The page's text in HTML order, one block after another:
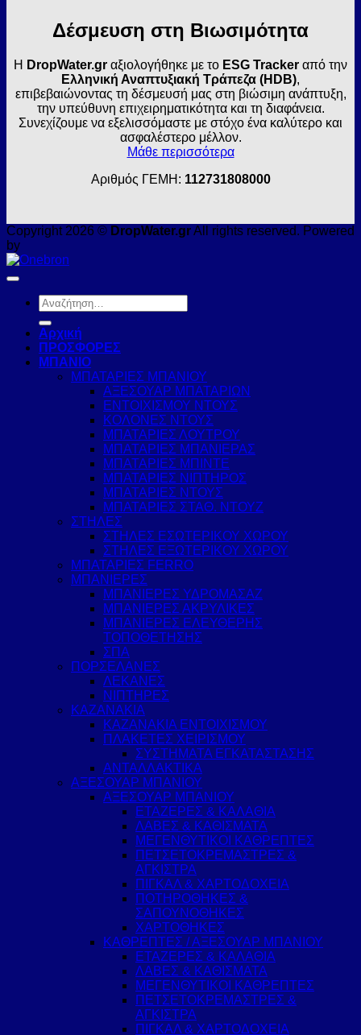
Δέσμευση στη Βιωσιμότητα
Η DropWater.gr αξιολογήθηκε με το ESG Tracker από την
Ελληνική Αναπτυξιακή Τράπεζα (HDB),
επιβεβαιώνοντας τη δέσμευσή μας στη βιώσιμη ανάπτυξη,
την υπεύθυνη επιχειρηματικότητα και τη διαφάνεια.
Συνεχίζουμε να εξελισσόμαστε με στόχο ένα καλύτερο και
ασφαλέστερο μέλλον.
Μάθε περισσότερα
Αριθμός ΓΕΜΗ: 112731808000
Copyright 2026 © DropWater.grAll rights reserved. Powered
by
Αναζήτηση
για:
Αρχική
ΠΡΟΣΦΟΡΕΣ
ΜΠΑΝΙΟ
ΜΠΑΤΑΡΙΕΣ ΜΠΑΝΙΟΥ
ΑΞΕΣΟΥΑΡ ΜΠΑΤΑΡΙΩΝ
ΕΝΤΟΙΧΙΣΜΟΥ ΝΤΟΥΣ
ΚΟΛΟΝΕΣ ΝΤΟΥΣ
ΜΠΑΤΑΡΙΕΣ ΛΟΥΤΡΟΥ
ΜΠΑΤΑΡΙΕΣ ΜΠΑΝΙΕΡΑΣ
ΜΠΑΤΑΡΙΕΣ ΜΠΙΝΤΕ
ΜΠΑΤΑΡΙΕΣ ΝΙΠΤΗΡΟΣ
ΜΠΑΤΑΡΙΕΣ ΝΤΟΥΣ
ΜΠΑΤΑΡΙΕΣ ΣΤΑΘ. ΝΤΟΥΖ
ΣΤΗΛΕΣ
ΣΤΗΛΕΣ ΕΣΩΤΕΡΙΚΟΥ ΧΩΡΟΥ
ΣΤΗΛΕΣ ΕΞΩΤΕΡΙΚΟΥ ΧΩΡΟΥ
ΜΠΑΤΑΡΙΕΣ FERRO
ΜΠΑΝΙΕΡΕΣ
ΜΠΑΝΙΕΡΕΣ ΥΔΡΟΜΑΣΑΖ
ΜΠΑΝΙΕΡΕΣ ΑΚΡΥΛΙΚΕΣ
ΜΠΑΝΙΕΡΕΣ ΕΛΕΥΘΕΡΗΣ
ΤΟΠΟΘΕΤΗΣΗΣ
ΣΠΑ
ΠΟΡΣΕΛΑΝΕΣ
ΛΕΚΑΝΕΣ
ΝΙΠΤΗΡΕΣ
ΚΑΖΑΝΑΚΙΑ
ΚΑΖΑΝΑΚΙΑ ΕΝΤΟΙΧΙΣΜΟΥ
ΠΛΑΚΕΤΕΣ ΧΕΙΡΙΣΜΟΥ
ΣΥΣΤΗΜΑΤΑ ΕΓΚΑΤΑΣΤΑΣΗΣ
ΑΝΤΑΛΛΑΚΤΙΚΑ
ΑΞΕΣΟΥΑΡ ΜΠΑΝΙΟΥ
ΑΞΕΣΟΥΑΡ ΜΠΑΝΙΟΥ
ΕΤΑΖΕΡΕΣ & ΚΑΛΑΘΙΑ
ΛΑΒΕΣ & ΚΑΘΙΣΜΑΤΑ
ΜΕΓΕΝΘΥΤΙΚΟΙ ΚΑΘΡΕΠΤΕΣ
ΠΕΤΣΕΤΟΚΡΕΜΑΣΤΡΕΣ &
ΑΓΚΙΣΤΡΑ
ΠΙΓΚΑΛ & ΧΑΡΤΟΔΟΧΕΙΑ
ΠΟΤΗΡΟΘΗΚΕΣ &
ΣΑΠΟΥΝΟΘΗΚΕΣ
ΧΑΡΤΟΘΗΚΕΣ
ΚΑΘΡΕΠΤΕΣ / ΑΞΕΣΟΥΑΡ ΜΠΑΝΙΟΥ
ΕΤΑΖΕΡΕΣ & ΚΑΛΑΘΙΑ
ΛΑΒΕΣ & ΚΑΘΙΣΜΑΤΑ
ΜΕΓΕΝΘΥΤΙΚΟΙ ΚΑΘΡΕΠΤΕΣ
ΠΕΤΣΕΤΟΚΡΕΜΑΣΤΡΕΣ &
ΑΓΚΙΣΤΡΑ
ΠΙΓΚΑΛ & ΧΑΡΤΟΔΟΧΕΙΑ